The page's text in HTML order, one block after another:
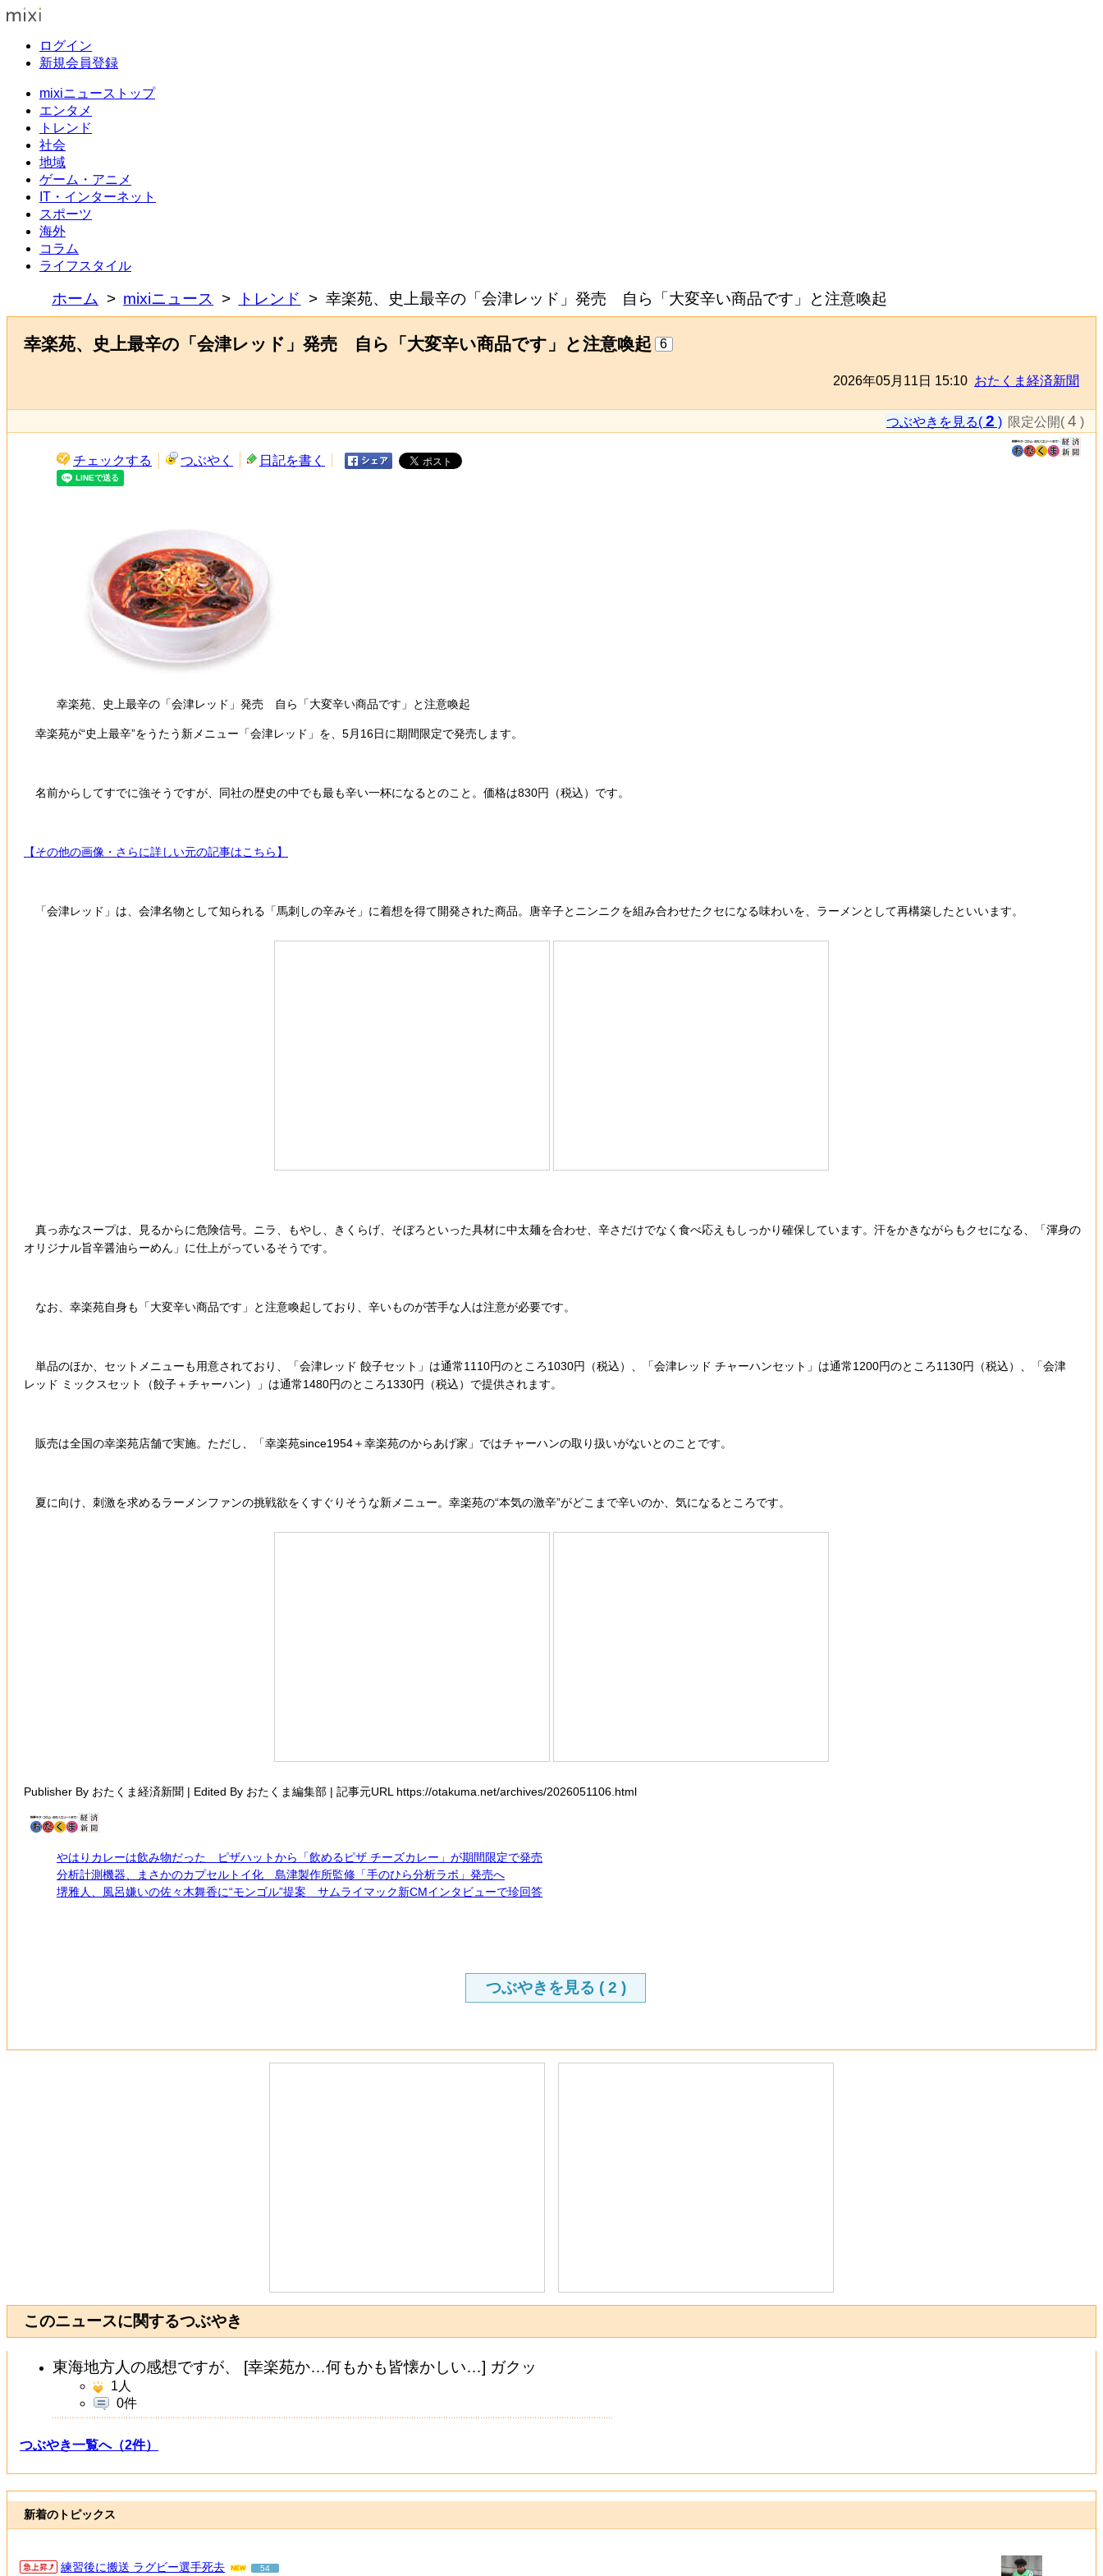
ログイン
新規会員登録
mixiニューストップ
エンタメ
トレンド
社会
地域
ゲーム・アニメ
IT・インターネット
スポーツ
海外
コラム
ライフスタイル
ホーム mixiニュース トレンド 幸楽苑、史上最辛の「会津レッド」発売 自ら「大変辛い商品です」と注意喚起
幸楽苑、史上最辛の「会津レッド」発売 自ら「大変辛い商品です」と注意喚起 6
2026年05月11日 15:10 おたくま経済新聞
つぶやきを見る( 2 ) 限定公開( 4 )
チェックする つぶやく 日記を書く
幸楽苑、史上最辛の「会津レッド」発売 自ら「大変辛い商品です」と注意喚起
幸楽苑が“史上最辛”をうたう新メニュー「会津レッド」を、5月16日に期間限定で発売します。
名前からしてすでに強そうですが、同社の歴史の中でも最も辛い一杯になるとのこと。価格は830円（税込）です。
【その他の画像・さらに詳しい元の記事はこちら】
「会津レッド」は、会津名物として知られる「馬刺しの辛みそ」に着想を得て開発された商品。唐辛子とニンニクを組み合わせたクセになる味わいを、ラーメンとして再構築したといいます。
真っ赤なスープは、見るからに危険信号。ニラ、もやし、きくらげ、そぼろといった具材に中太麺を合わせ、辛さだけでなく食べ応えもしっかり確保しています。汗をかきながらもクセになる、「渾身の
オリジナル旨辛醤油らーめん」に仕上がっているそうです。
なお、幸楽苑自身も「大変辛い商品です」と注意喚起しており、辛いものが苦手な人は注意が必要です。
単品のほか、セットメニューも用意されており、「会津レッド 餃子セット」は通常1110円のところ1030円（税込）、「会津レッド チャーハンセット」は通常1200円のところ1130円（税込）、「会津
レッド ミックスセット（餃子＋チャーハン）」は通常1480円のところ1330円（税込）で提供されます。
販売は全国の幸楽苑店舗で実施。ただし、「幸楽苑since1954＋幸楽苑のからあげ家」ではチャーハンの取り扱いがないとのことです。
夏に向け、刺激を求めるラーメンファンの挑戦欲をくすぐりそうな新メニュー。幸楽苑の“本気の激辛”がどこまで辛いのか、気になるところです。
Publisher By おたくま経済新聞 | Edited By おたくま編集部 | 記事元URL https://otakuma.net/archives/2026051106.html
やはりカレーは飲み物だった ピザハットから「飲めるピザ チーズカレー」が期間限定で発売
分析計測機器、まさかのカプセルトイ化 島津製作所監修「手のひら分析ラボ」発売へ
堺雅人、風呂嫌いの佐々木舞香に“モンゴル”提案 サムライマック新CMインタビューで珍回答
つぶやきを見る ( 2 )
このニュースに関するつぶやき
東海地方人の感想ですが、 [幸楽苑か…何もかも皆懐かしい…] ガクッ
1 人
0件
つぶやき一覧へ（2件）
新着のトピックス
練習後に搬送 ラグビー選手死去 54